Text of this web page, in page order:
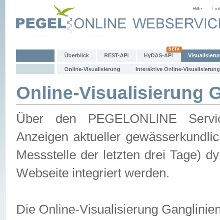
Hilfe
Überblick REST-API HyDAS-API
Online-Visualisierung Interaktive Online-Visualisierung
Online-Visualisierung
Über den PEGELONLINE
Anzeigen aktueller
Messstelle der letzten drei Tage)
Webseite integriert werden.
Die Online-Visualisierung